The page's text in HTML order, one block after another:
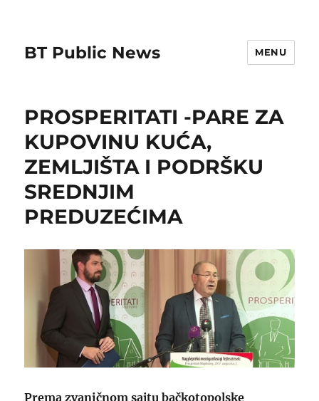
BT Public News MENU
PROSPERITATI -PARE ZA
KUPOVINU KUĆA,
ZEMLJIŠTA I PODRŠKU
SREDNJIM
PREDUZEĆIMA
Prema zvaničnom sajtu bačkotopolske